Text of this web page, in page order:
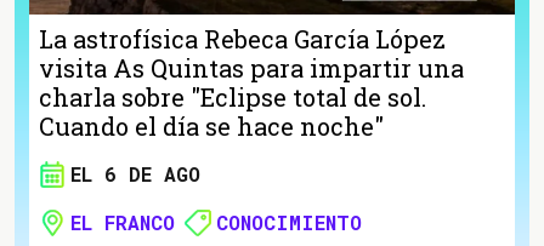
La astrofísica Rebeca García López
visita As Quintas para impartir una
charla sobre "Eclipse total de sol.
Cuando el día se hace noche"
EL 6 DE AGO
EL FRANCO
CONOCIMIENTO